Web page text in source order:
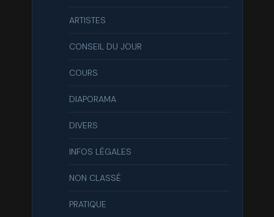
ARTISTES
CONSEIL DU JOUR
COURS
DIAPORAMA
DIVERS
INFOS LÉGALES
NON CLASSÉ
PRATIQUE